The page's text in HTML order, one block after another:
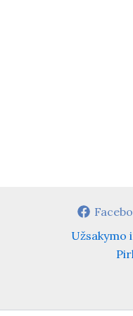
Užsakymo